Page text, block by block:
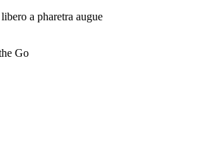
a pharetra augue
Go